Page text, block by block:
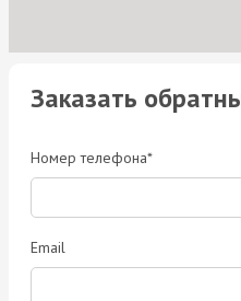
Заказать
Номер телефона*
Email